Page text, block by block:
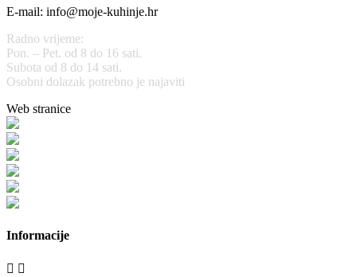
E-mail: info@moje-kuhinje.hr
Radno vrijeme:
Pon. – Pet. od 8 do 16 sati.
Subota od 8 do 14 sati.
Osobni dolazak potrebno je najaviti
Web stranice
Informacije
 